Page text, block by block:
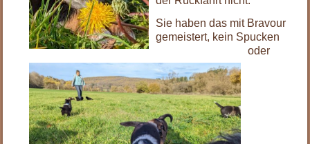
Sie haben das mit Bravour
gemeistert, kein Spucken
oder